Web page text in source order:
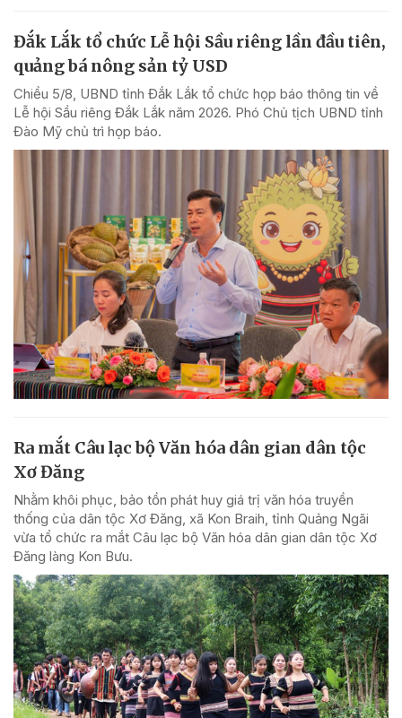
Đắk Lắk tổ chức Lễ hội Sầu riêng lần đầu tiên,
quảng bá nông sản tỷ USD
Chiều 5/8, UBND tỉnh Đắk Lắk tổ chức họp báo thông tin về
Lễ hội Sầu riêng Đắk Lắk năm 2026. Phó Chủ tịch UBND tỉnh
Đào Mỹ chủ trì họp báo.
Ra mắt Câu lạc bộ Văn hóa dân gian dân tộc
Xơ Đăng
Nhằm khôi phục, bảo tồn phát huy giá trị văn hóa truyền
thống của dân tộc Xơ Đăng, xã Kon Braih, tỉnh Quảng Ngãi
vừa tổ chức ra mắt Câu lạc bộ Văn hóa dân gian dân tộc Xơ
Đăng làng Kon Bưu.